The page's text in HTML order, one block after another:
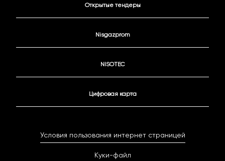
Открытые тендеры
Nisgazprom
NISOTEC
Цифровая карта
Условия пользования интернет страницей
Куки-файл